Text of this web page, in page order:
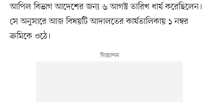
আপিল বিভাগ আদেশের জন্য ৬ আগস্ট তারিখ ধার্য করেছিলেন।
সে অনুসারে আজ বিষয়টি আদালতের কার্যতালিকায় ১ নম্বর
ক্রমিকে ওঠে।